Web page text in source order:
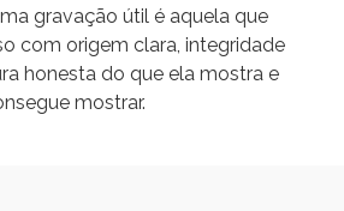
gravação útil é aquela que
com origem clara, integridade
honesta do que ela mostra e
mostrar.